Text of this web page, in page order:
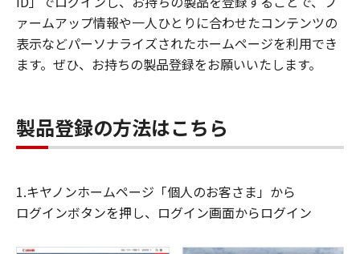
ァームアップ情報や一人ひとりに合わせたコンテンツの
表示などパーソナライズされたホームページを利用でき
ます。ぜひ、お持ちの製品登録をお願いいたします。
製品登録の方法はこちら
1.キヤノンホームページ「個人のお客さま」から
ログインボタンを押し、ログイン画面からログイン